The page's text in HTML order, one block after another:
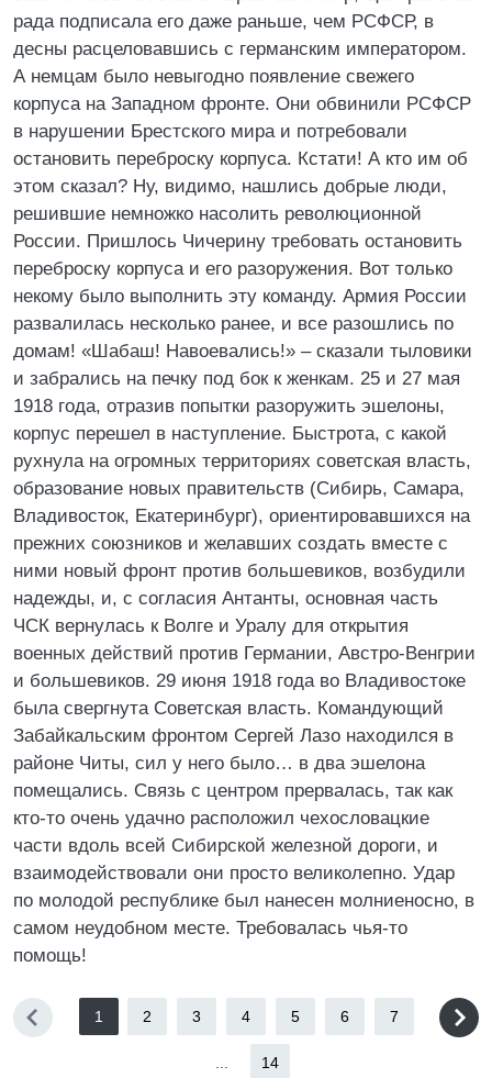
рада подписала его даже раньше, чем РСФСР, в
десны расцеловавшись с германским императором.
А немцам было невыгодно появление свежего
корпуса на Западном фронте. Они обвинили РСФСР
в нарушении Брестского мира и потребовали
остановить переброску корпуса. Кстати! А кто им об
этом сказал? Ну, видимо, нашлись добрые люди,
решившие немножко насолить революционной
России. Пришлось Чичерину требовать остановить
переброску корпуса и его разоружения. Вот только
некому было выполнить эту команду. Армия России
развалилась несколько ранее, и все разошлись по
домам! «Шабаш! Навоевались!» – сказали тыловики
и забрались на печку под бок к женкам. 25 и 27 мая
1918 года, отразив попытки разоружить эшелоны,
корпус перешел в наступление. Быстрота, с какой
рухнула на огромных территориях советская власть,
образование новых правительств (Сибирь, Самара,
Владивосток, Екатеринбург), ориентировавшихся на
прежних союзников и желавших создать вместе с
ними новый фронт против большевиков, возбудили
надежды, и, с согласия Антанты, основная часть
ЧСК вернулась к Волге и Уралу для открытия
военных действий против Германии, Австро-Венгрии
и большевиков. 29 июня 1918 года во Владивостоке
была свергнута Советская власть. Командующий
Забайкальским фронтом Сергей Лазо находился в
районе Читы, сил у него было… в два эшелона
помещались. Связь с центром прервалась, так как
кто-то очень удачно расположил чехословацкие
части вдоль всей Сибирской железной дороги, и
взаимодействовали они просто великолепно. Удар
по молодой республике был нанесен молниеносно, в
самом неудобном месте. Требовалась чья-то
помощь!
1 2 3 4 5 6 7
14